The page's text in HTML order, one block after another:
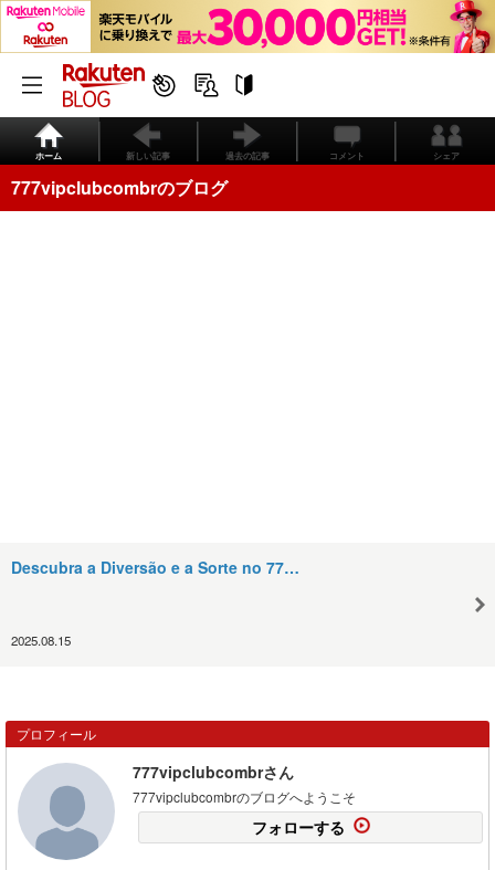
ホーム 新しい記事 過去の記事 コメント シェア
777vipclubcombrのブログ
Descubra a Diversão e a Sorte no 77…
2025.08.15
プロフィール
777vipclubcombrさん
777vipclubcombrのブログへようこそ
フォローする